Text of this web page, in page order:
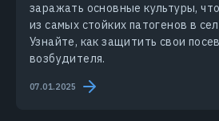
заражать основные культуры,
из самых стойких патогенов в
Узнайте, как защитить свои
возбудителя.
07.01.2025